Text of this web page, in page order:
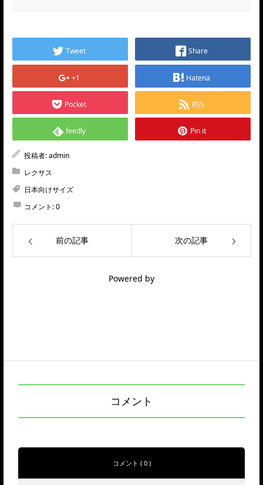
Tweet Share
+1 Hatena
Pocket RSS
feedly Pin it
投稿者:admin
レクサス
日本向けサイズ
コメント:0
前の記事 次の記事
Powered by
コメント
コメント ( 0 )